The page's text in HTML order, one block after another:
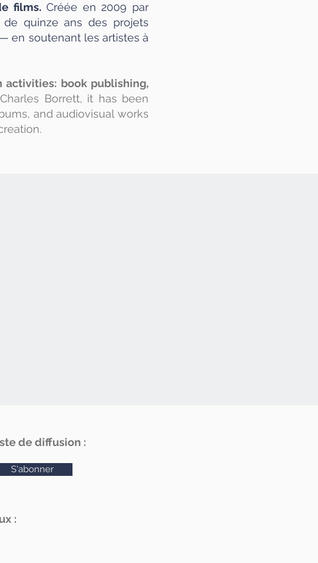
films. Créée en 2009 par
quinze ans des projets
en soutenant les artistes à
book publishing,
Borrett, it has been
and audiovisual works
de diffusion :
S'abonner
: